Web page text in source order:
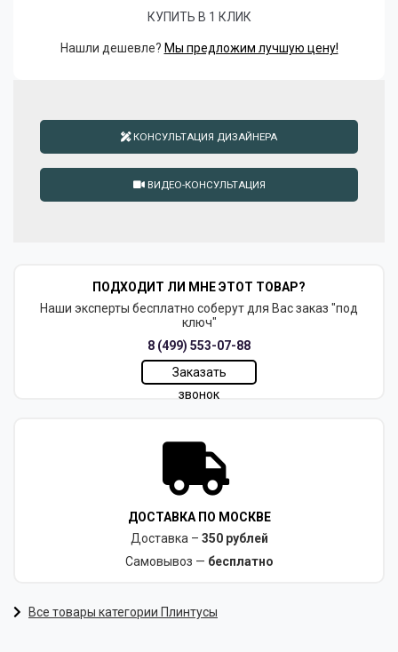
КУПИТЬ В 1 КЛИК
Нашли дешевле? Мы предложим лучшую цену!
КОНСУЛЬТАЦИЯ ДИЗАЙНЕРА
ВИДЕО-КОНСУЛЬТАЦИЯ
ПОДХОДИТ ЛИ МНЕ ЭТОТ ТОВАР?
Наши эксперты бесплатно соберут для Вас заказ "под
ключ"
8 (499) 553-07-88
Заказать
звонок
ДОСТАВКА ПО МОСКВЕ
Доставка – 350 рублей
Самовывоз — бесплатно
Все товары категории Плинтусы